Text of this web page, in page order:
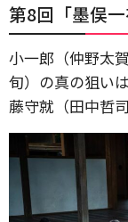
第8回「墨俣
小一郎（仲野太
旬）の真の狙い
藤守就（田中哲